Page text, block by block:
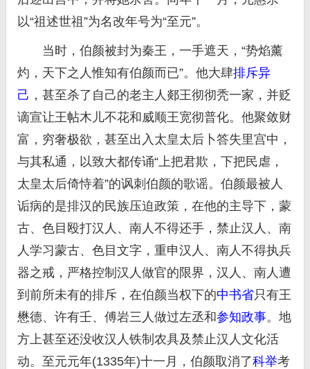
以“祖述世祖”为名改年号为“至元”。
当时，伯颜被封为秦王，一手遮天，“势焰薰
灼，天下之人惟知有伯颜而已”。他大肆排斥异
己 ，甚至杀了自己的老主人郯王彻彻秃一家，并贬
谪宣让王帖木儿不花和威顺王宽彻普化。他聚敛财
富，穷奢极欲，甚至出入太皇太后卜答失里宫中，
与其私通，以致大都传诵“上把君欺，下把民虐，
太皇太后倚恃着”的讽刺伯颜的歌谣。伯颜最被人
诟病的是排汉的民族压迫政策，在他的主导下，蒙
古、色目殴打汉人、南人不得还手，禁止汉人、南
人学习蒙古、色目文字，重申汉人、南人不得执兵
器之戒，严格控制汉人做官的限界，汉人、南人遭
到前所未有的排斥，在伯颜当权下的中书省只有王
懋德、许有壬、傅岩三人做过左丞和参知政事。地
方上甚至还没收汉人铁制农具及禁止汉人文化活
动。至元元年(1335年)十一月，伯颜取消了科举考